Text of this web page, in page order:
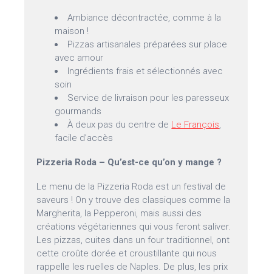
Ambiance décontractée, comme à la
maison !
Pizzas artisanales préparées sur place
avec amour
Ingrédients frais et sélectionnés avec
soin
Service de livraison pour les paresseux
gourmands
À deux pas du centre de Le François,
facile d’accès
Pizzeria Roda – Qu’est-ce qu’on y mange ?
Le menu de la Pizzeria Roda est un festival de
saveurs ! On y trouve des classiques comme la
Margherita, la Pepperoni, mais aussi des
créations végétariennes qui vous feront saliver.
Les pizzas, cuites dans un four traditionnel, ont
cette croûte dorée et croustillante qui nous
rappelle les ruelles de Naples. De plus, les prix